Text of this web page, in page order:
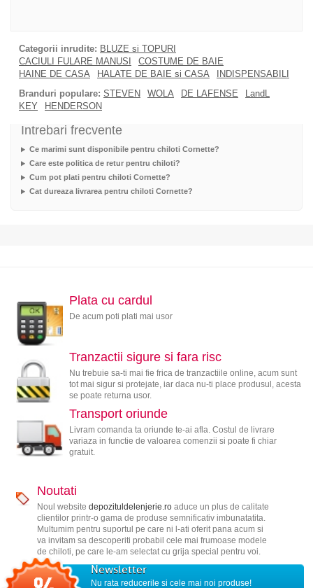
Categorii inrudite: BLUZE si TOPURI
CACIULI FULARE MANUSI
COSTUME DE BAIE
HAINE DE CASA
HALATE DE BAIE si CASA
INDISPENSABILI
Branduri populare: STEVEN WOLA DE LAFENSE
LandL
KEY
HENDERSON
Intrebari frecvente
Ce marimi sunt disponibile pentru chiloti Cornette?
Care este politica de retur pentru chiloti?
Cum pot plati pentru chiloti Cornette?
Cat dureaza livrarea pentru chiloti Cornette?
Plata cu cardul
De acum poti plati mai usor
Tranzactii sigure si fara risc
Nu trebuie sa-ti mai fie frica de tranzactiile online, acum sunt
tot mai sigur si protejate, iar daca nu-ti place produsul, acesta
se poate returna usor.
Transport oriunde
Livram comanda ta oriunde te-ai afla. Costul de livrare
variaza in functie de valoarea comenzii si poate fi chiar
gratuit.
Noutati
Noul website depozituldelenjerie.roaduce un plus de calitate
clientilor printr-o gama de produse semnificativ imbunatatita.
Multumim pentru suportul pe care ni l-ati oferit pana acum si
va invitam sa descoperiti probabil cele mai frumoase modele
de chiloti, pe care le-am selectat cu grija special pentru voi.
Newsletter
Nu rata reducerile si cele mai noi produse!